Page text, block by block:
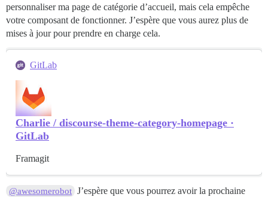
personnaliser ma page de catégorie d’accueil, mais cela empêche
votre composant de fonctionner. J’espère que vous aurez plus de
mises à jour pour prendre en charge cela.
GitLab
Charlie / discourse-theme-category-homepage ·
GitLab
Framagit
@awesomerobot J’espère que vous pourrez avoir la prochaine